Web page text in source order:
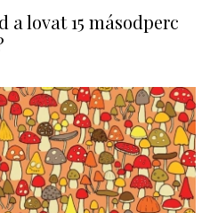
a lovat 15 másodperc